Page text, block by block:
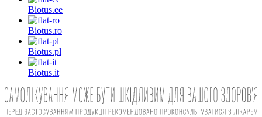
Biotus.ee
Biotus.ro
Biotus.pl
Biotus.it